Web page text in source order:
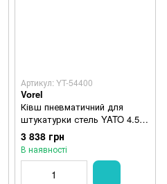
Артикул: YT-54400
Vorel
Ківш пневматичний для
штукатурки стель YATO 4.5 Л
4-8 БАР 400 Л/МІН 50 М²/год
3 838 грн
В наявності